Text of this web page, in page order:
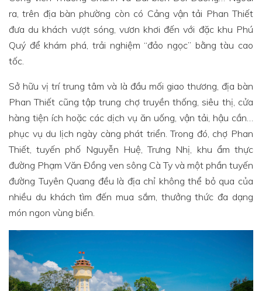
ra, trên địa bàn phường còn có Cảng vận tải Phan Thiết
đưa du khách vượt sóng, vươn khơi đến với đặc khu Phú
Quý để khám phá, trải nghiệm “đảo ngọc” bằng tàu cao
tốc.
Sở hữu vị trí trung tâm và là đầu mối giao thương, địa bàn
Phan Thiết cũng tập trung chợ truyền thống, siêu thị, cửa
hàng tiện ích hoặc các dịch vụ ăn uống, vận tải, hậu cần…
phục vụ du lịch ngày càng phát triển. Trong đó, chợ Phan
Thiết, tuyến phố Nguyễn Huệ, Trưng Nhị, khu ẩm thực
đường Phạm Văn Đồng ven sông Cà Ty và một phần tuyến
đường Tuyên Quang đều là địa chỉ không thể bỏ qua của
nhiều du khách tìm đến mua sắm, thưởng thức đa dạng
món ngon vùng biển.